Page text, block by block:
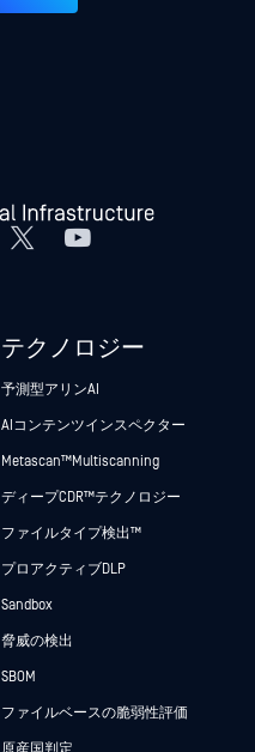
テクノロジー
予測型アリンAI
AIコンテンツインスペクター
Metascan™ Multiscanning
ディープCDR™テクノロジー
ファイルタイプ検出™
プロアクティブDLP
Sandbox
脅威の検出
SBOM
ファイルベースの脆弱性評価
原産国判定